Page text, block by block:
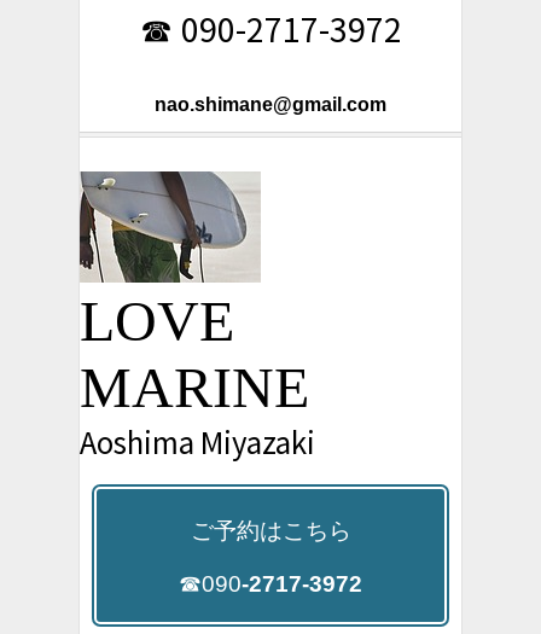
☎ 090-2717-3972
nao.shimane@gmail.com
LOVE
MARINE
Aoshima Miyazaki
ご予約はこちら
☎090-2717-3972